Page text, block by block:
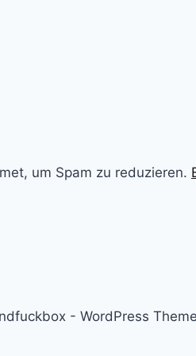
um Spam zu reduzieren.
- WordPress